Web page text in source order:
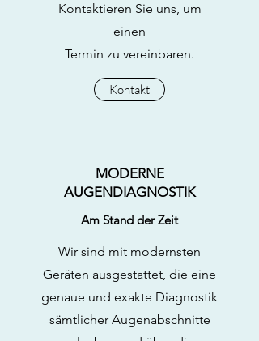
Kontaktieren Sie uns, um
einen
Termin zu vereinbaren.
Kontakt
MODERNE
AUGENDIAGNOSTIK
Am Stand der Zeit
Wir sind mit modernsten
Geräten ausgestattet, die eine
genaue und exakte Diagnostik
sämtlicher Augenabschnitte